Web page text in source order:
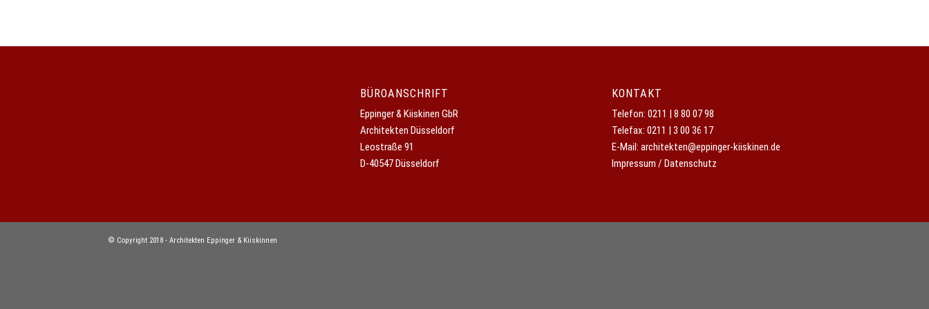
BÜROANSCHRIFT
Eppinger & Kiiskinen GbR
Architekten Düsseldorf
Leostraße 91
D-40547 Düsseldorf
KONTAKT
Telefon: 0211 | 8 80 07 98
Telefax: 0211 | 3 00 36 17
E-Mail: architekten@eppinger-kiiskinen.de
Impressum / Datenschutz
© Copyright 2018 - Architekten Eppinger & Kiiskinnen